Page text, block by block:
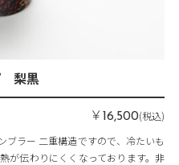
梨黒
￥16,500(税込)
ブラー 二重構造ですので、冷たいも
が伝わりにくくなっております。非